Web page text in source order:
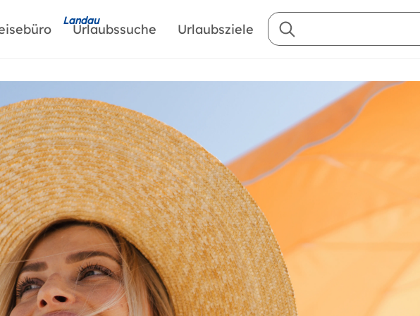
Landau
Urlaubssuche Urlaubsziele